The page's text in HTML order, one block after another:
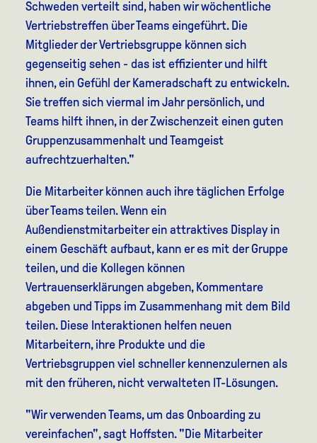
Schweden verteilt sind, haben wir wöchentliche
Vertriebstreffen über Teams eingeführt. Die
Mitglieder der Vertriebsgruppe können sich
gegenseitig sehen - das ist effizienter und hilft
ihnen, ein Gefühl der Kameradschaft zu entwickeln.
Sie treffen sich viermal im Jahr persönlich, und
Teams hilft ihnen, in der Zwischenzeit einen guten
Gruppenzusammenhalt und Teamgeist
aufrechtzuerhalten."
Die Mitarbeiter können auch ihre täglichen Erfolge
über Teams teilen. Wenn ein
Außendienstmitarbeiter ein attraktives Display in
einem Geschäft aufbaut, kann er es mit der Gruppe
teilen, und die Kollegen können
Vertrauenserklärungen abgeben, Kommentare
abgeben und Tipps im Zusammenhang mit dem Bild
teilen. Diese Interaktionen helfen neuen
Mitarbeitern, ihre Produkte und die
Vertriebsgruppen viel schneller kennenzulernen als
mit den früheren, nicht verwalteten IT-Lösungen.
"Wir verwenden Teams, um das Onboarding zu
vereinfachen", sagt Hoffsten. "Die Mitarbeiter